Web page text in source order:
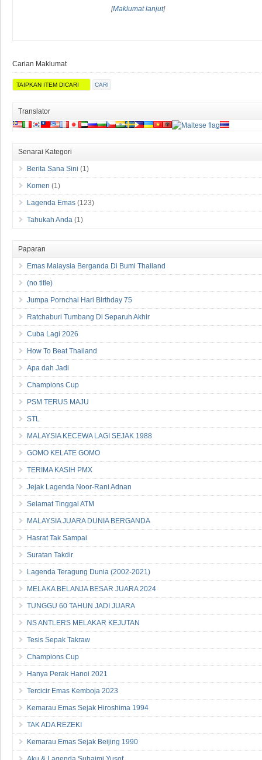
[Maklumat lanjut]
Carian Maklumat
Translator
Senarai Kategori
Berita Sana Sini (1)
Komen (1)
Lagenda Emas (123)
Tahukah Anda (1)
Paparan
Emas Malaysia Berganda Di Bumi Thailand
(no title)
Jumpa Pornchai Hari Birthday 75
Ratchaburi Tumbang Di Separuh Akhir
Cuba Lagi 2026
How To Beat Thailand
Apa dah Jadi
Champions Cup
PSM TERUS MAJU
STL
MALAYSIA KECEWA LAGI SEJAK 1988
GOMO KELATE GOMO
TERIMA KASIH PMX
Jejak Lagenda Noor-Rani Adnan
Selamat Tinggal ATM
MALAYSIA JUARA DUNIA BERGANDA
Hasrat Tak Sampai
Suratan Takdir
Lagenda Teragung Dunia (2002-2021)
MELAKA BELANJA BESAR JUARA 2024
TUNGGU 60 TAHUN JADI JUARA
NS ANTLERS MELAKAR KEJUTAN
Tesis Sepak Takraw
Champions Cup
Hanya Perak Hanoi 2021
Tercicir Emas Kemboja 2023
Kemarau Emas Sejak Hiroshima 1994
TAK ADA REZEKI
Kemarau Emas Sejak Beijing 1990